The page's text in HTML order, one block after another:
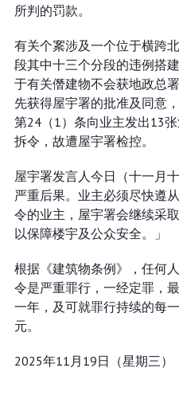
所判的罚款。
有关个䅁涉及一个位于横跨
段其中十三个分段的违例搭
于有关僭建物不会获地政总
先获得屋宇署的批准及同意
第24（1）条向业主发出13
拆令，故遭屋宇署检控。
屋宇署发言人今日（十一月
严重后果。业主必须尽快遵
令的业主，屋宇署会继续采
以保障楼宇及公众安全。」
根据《建筑物条例》，任何
令是严重罪行，一经定罪，
一年，及可就罪行持续的每
元。
2025年11月19日（星期三）